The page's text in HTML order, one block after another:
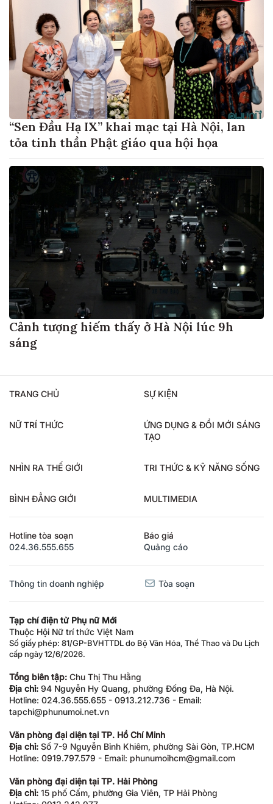
“Sen Đầu Hạ IX” khai mạc tại Hà Nội, lan
tỏa tinh thần Phật giáo qua hội họa
Cảnh tượng hiếm thấy ở Hà Nội lúc 9h
sáng
TRANG CHỦ SỰ KIỆN
NỮ TRÍ THỨC
ỨNG DỤNG & ĐỔI MỚI SÁNG
TẠO
NHÌN RA THẾ GIỚI TRI THỨC & KỸ NĂNG SỐNG
BÌNH ĐẲNG GIỚI MULTIMEDIA
Hotline tòa soạn
024.36.555.655
Báo giá
Quảng cáo
Thông tin doanh nghiệp Tòa soạn
Tạp chí điện tử Phụ nữ Mới
Thuộc Hội Nữ trí thức Việt Nam
Số giấy phép: 81/GP-BVHTTDL do Bộ Văn Hóa, Thể Thao và Du Lịch
cấp ngày 12/6/2026.
Tổng biên tập: Chu Thị Thu Hằng
Địa chỉ: 94 Nguyễn Hy Quang, phường Đống Đa, Hà Nội.
Hotline: 024.36.555.655 - 0913.212.736 - Email:
tapchi@phunumoi.net.vn
Văn phòng đại diện tại TP. Hồ Chí Minh
Địa chỉ: Số 7-9 Nguyễn Bỉnh Khiêm, phường Sài Gòn, TP.HCM
Hotline: 0919.797.579 - Email: phunumoihcm@gmail.com
Văn phòng đại diện tại TP. Hải Phòng
Địa chỉ: 15 phố Cấm, phường Gia Viên, TP Hải Phòng